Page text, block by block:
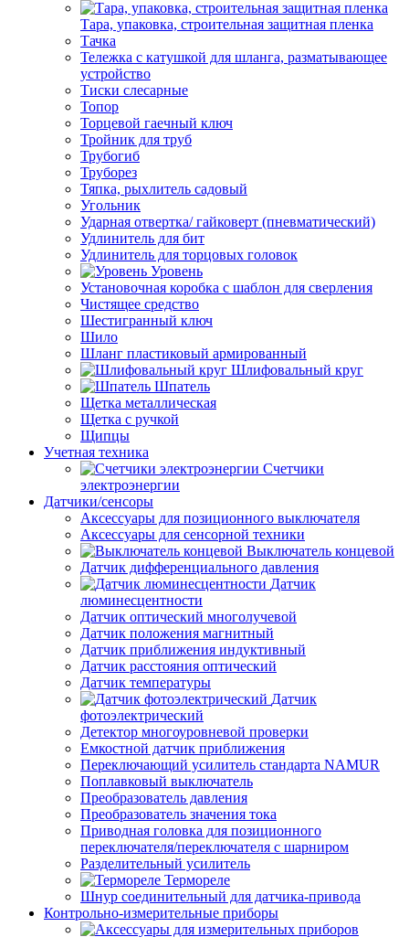
Тара, упаковка, строительная защитная пленка
Тачка
Тележка с катушкой для шланга, разматывающее
устройство
Тиски слесарные
Топор
Торцевой гаечный ключ
Тройник для труб
Трубогиб
Труборез
Тяпка, рыхлитель садовый
Угольник
Ударная отвертка/ гайковерт (пневматический)
Удлинитель для бит
Удлинитель для торцовых головок
Уровень
Установочная коробка с шаблон для сверления
Чистящее средство
Шестигранный ключ
Шило
Шланг пластиковый армированный
Шлифовальный круг
Шпатель
Щетка металлическая
Щетка с ручкой
Щипцы
Учетная техника
Счетчики
электроэнергии
Датчики/сенсоры
Аксессуары для позиционного выключателя
Аксессуары для сенсорной техники
Выключатель концевой
Датчик дифференциального давления
Датчик
люминесцентности
Датчик оптический многолучевой
Датчик положения магнитный
Датчик приближения индуктивный
Датчик расстояния оптический
Датчик температуры
Датчик
фотоэлектрический
Детектор многоуровневой проверки
Емкостной датчик приближения
Переключающий усилитель стандарта NAMUR
Поплавковый выключатель
Преобразователь давления
Преобразователь значения тока
Приводная головка для позиционного
переключателя/переключателя с шарниром
Разделительный усилитель
Термореле
Шнур соединительный для датчика-привода
Контрольно-измерительные приборы